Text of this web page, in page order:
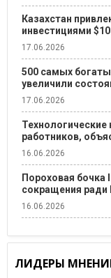
Казахстан
инвестициями
17.06.2026
500 самых
увеличили
17.06.2026
Технологические
работников,
16.06.2026
Пороховая бочка
сокращения
16.06.2026
ЛИДЕРЫ